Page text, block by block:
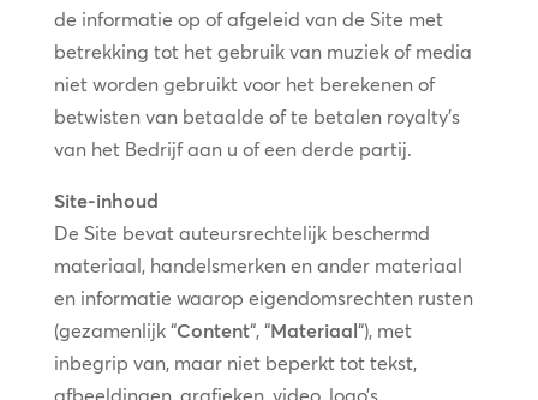
de informatie op of afgeleid van de Site met
betrekking tot het gebruik van muziek of media
niet worden gebruikt voor het berekenen of
betwisten van betaalde of te betalen royalty’s
van het Bedrijf aan u of een derde partij.
Site-inhoud
De Site bevat auteursrechtelijk beschermd
materiaal, handelsmerken en ander materiaal
en informatie waarop eigendomsrechten rusten
(gezamenlijk “Content“, “Materiaal“), met
inbegrip van, maar niet beperkt tot tekst,
afbeeldingen, grafieken, video, logo’s,